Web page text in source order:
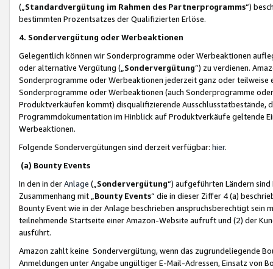
(„ Standardvergütung im Rahmen des Partnerprogramms“)
bestimmten Prozentsatzes der Qualifizierten Erlöse.
4. Sondervergütung oder Werbeaktionen
Gelegentlich können wir Sonderprogramme oder Werbeaktionen
oder alternative Vergütung („ Sondervergütung”) zu verdienen.
Sonderprogramme oder Werbeaktionen jederzeit ganz oder
Sonderprogramme oder Werbeaktionen (auch Sonderprogramme
Produktverkäufen kommt) disqualifizierende Ausschlusstatbestände,
Programmdokumentation im Hinblick auf Produktverkäufe geltende
Werbeaktionen.
Folgende Sondervergütungen sind derzeit verfügbar: hier.
(a) Bounty Events
In den in derAnlage („ Sondervergütung“) aufgeführten Ländern
Zusammenhang mit „ Bounty Events“ die in dieser Ziffer 4 (a)
Bounty Event wie in der Anlage beschrieben anspruchsberechtigt sein
teilnehmende Startseite einer Amazon-Website aufruft und (2) der
ausführt.
Amazon zahlt keine Sondervergütung, wenn das zugrundeliegende
Anmeldungen unter Angabe ungültiger E-Mail-Adressen, Einsatz von